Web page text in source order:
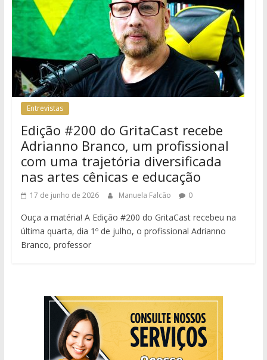
Entrevistas
Edição #200 do GritaCast recebe
Adrianno Branco, um profissional
com uma trajetória diversificada
nas artes cênicas e educação
17 de junho de 2026 Manuela Falcão 0
Ouça a matéria! A Edição #200 do GritaCast recebeu na
última quarta, dia 1º de julho, o profissional Adrianno
Branco, professor